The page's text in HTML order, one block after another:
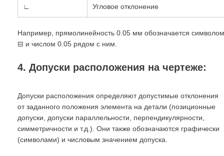
∟ Угловое отклонение
Например, прямолинейность 0.05 мм обозначается символом
⊟ и числом 0.05 рядом с ним.
4. Допуски расположения на чертеже:
Допуски расположения определяют допустимые отклонения
от заданного положения элемента на детали (позиционные
допуски, допуски параллельности, перпендикулярности,
симметричности и т.д.). Они также обозначаются графически
(символами) и числовым значением допуска.